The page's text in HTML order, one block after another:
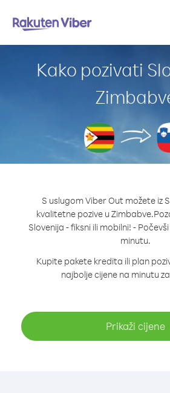
Kako pozivati
S uslugom Viber Out možete iz
kvalitetne pozive u Zimbabve.
Slovenija - fiksni ili mobilni! -
minutu.
Kupite pakete kredita ili plan
najbolje cijene na minutu
Prikaži cijene